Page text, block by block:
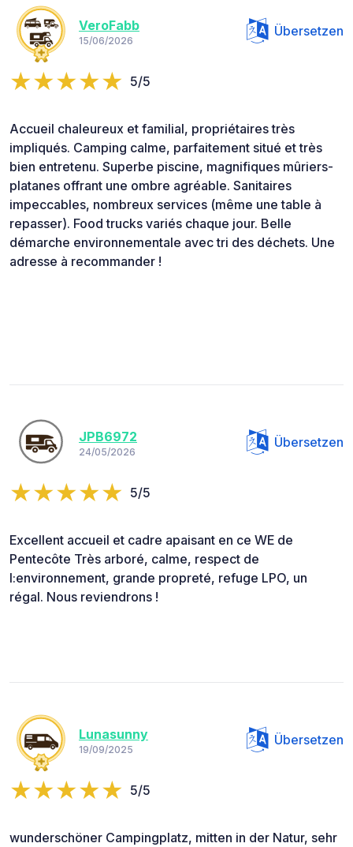
VeroFabb
15/06/2026
Übersetzen
5/5
Accueil chaleureux et familial, propriétaires très
impliqués. Camping calme, parfaitement situé et très
bien entretenu. Superbe piscine, magnifiques mûriers-
platanes offrant une ombre agréable. Sanitaires
impeccables, nombreux services (même une table à
repasser). Food trucks variés chaque jour. Belle
démarche environnementale avec tri des déchets. Une
adresse à recommander !
JPB6972
24/05/2026
Übersetzen
5/5
Excellent accueil et cadre apaisant en ce WE de
Pentecôte Très arboré, calme, respect de
l:environnement, grande propreté, refuge LPO, un
régal. Nous reviendrons !
Lunasunny
19/09/2025
Übersetzen
5/5
wunderschöner Campingplatz, mitten in der Natur, sehr